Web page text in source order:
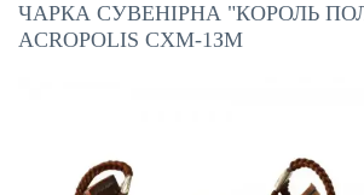
ЧАРКА СУВЕНІРНА "КОРОЛЬ
ACROPOLIS СХМ-1ЗМ